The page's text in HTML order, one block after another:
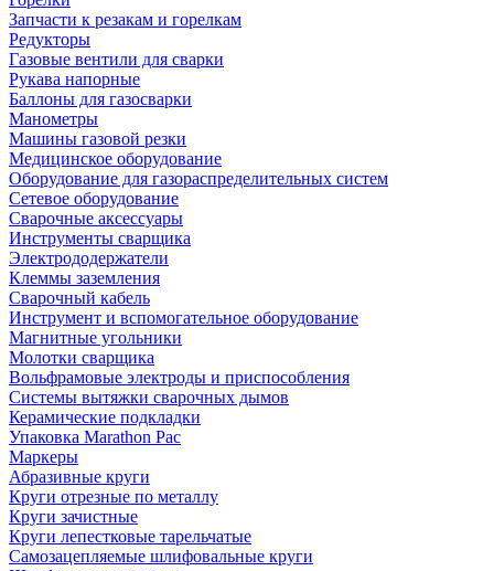
Запчасти к резакам и горелкам
Редукторы
Газовые вентили для сварки
Рукава напорные
Баллоны для газосварки
Манометры
Машины газовой резки
Медицинское оборудование
Оборудование для газораспределительных систем
Сетевое оборудование
Сварочные аксессуары
Инструменты сварщика
Электрододержатели
Клеммы заземления
Сварочный кабель
Инструмент и вспомогательное оборудование
Магнитные угольники
Молотки сварщика
Вольфрамовые электроды и приспособления
Системы вытяжки сварочных дымов
Керамические подкладки
Упаковка Marathon Pac
Маркеры
Абразивные круги
Круги отрезные по металлу
Круги зачистные
Круги лепестковые тарельчатые
Самозацепляемые шлифовальные круги